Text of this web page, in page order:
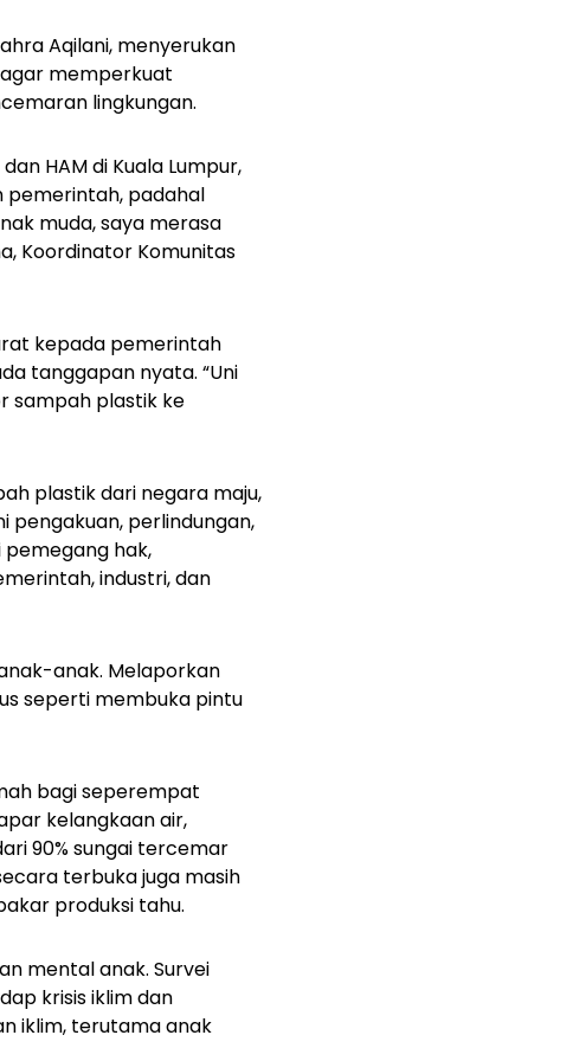
Aqilani, menyerukan
agar memperkuat
lingkungan.
HAM di Kuala Lumpur,
pemerintah, padahal
muda, saya merasa
Koordinator Komunitas
kepada pemerintah
tanggapan nyata. “Uni
sampah plastik ke
plastik dari negara maju,
pengakuan, perlindungan,
hak,
industri, dan
anak. Melaporkan
seperti membuka pintu
bagi seperempat
kelangkaan air,
90% sungai tercemar
terbuka juga masih
produksi tahu.
mental anak. Survei
krisis iklim dan
iklim, terutama anak